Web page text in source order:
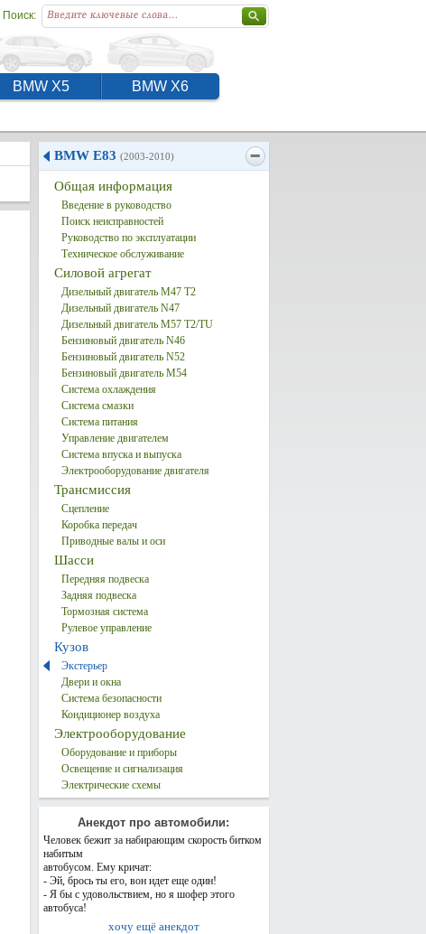
Поиск:
BMW X5 BMW X6
BMW E83 (2003-2010)
Общая информация
Введение в руководство
Поиск неисправностей
Руководство по эксплуатации
Техническое обслуживание
Силовой агрегат
Дизельный двигатель М47 Т2
Дизельный двигатель N47
Дизельный двигатель M57 T2/TU
Бензиновый двигатель N46
Бензиновый двигатель N52
Бензиновый двигатель M54
Система охлаждения
Система смазки
Система питания
Управление двигателем
Система впуска и выпуска
Электрооборудование двигателя
Трансмиссия
Сцепление
Коробка передач
Приводные валы и оси
Шасси
Передняя подвеска
Задняя подвеска
Тормозная система
Рулевое управление
Кузов
Экстерьер
Двери и окна
Система безопасности
Кондиционер воздуха
Электрооборудование
Оборудование и приборы
Освещение и сигнализация
Электрические схемы
Анекдот про автомобили:
Человек бежит за набирающим скорость битком
набитым
автобусом. Ему кричат:
- Эй, брось ты его, вон идет еще один!
- Я бы с удовольствием, но я шофер этого
автобуса!
хочу ещё анекдот